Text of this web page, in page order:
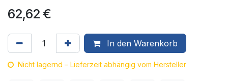
62,62 €
In den Warenkorb
Nicht lagernd – Lieferzeit abhängig vom Hersteller